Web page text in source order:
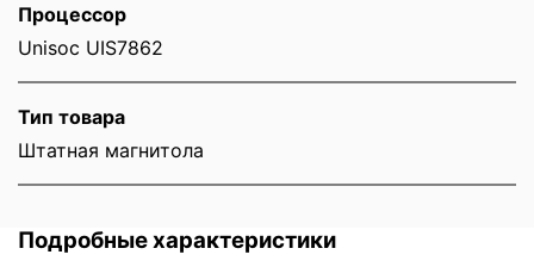
Процессор
Unisoc UIS7862
Тип товара
Штатная магнитола
Подробные характеристики